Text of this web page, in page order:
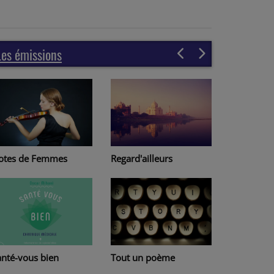
émissions
un poème
Page à page
Lire au Havre